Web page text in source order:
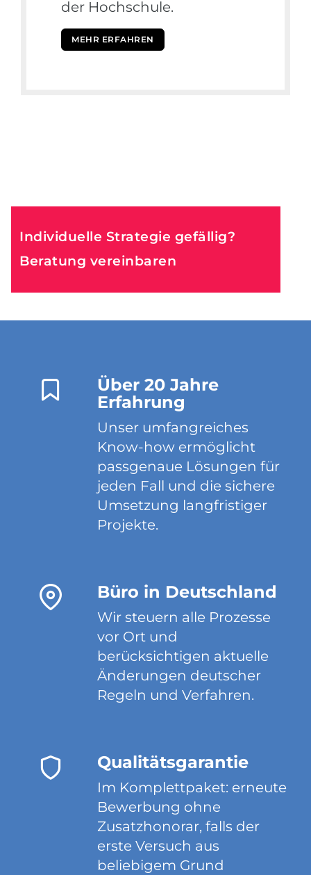
der Hochschule.
MEHR ERFAHREN
Individuelle Strategie gefällig?
Beratung vereinbaren
Über 20 Jahre
Erfahrung
Unser umfangreiches
Know-how ermöglicht
passgenaue Lösungen für
jeden Fall und die sichere
Umsetzung langfristiger
Projekte.
Büro in Deutschland
Wir steuern alle Prozesse
vor Ort und
berücksichtigen aktuelle
Änderungen deutscher
Regeln und Verfahren.
Qualitätsgarantie
Im Komplettpaket: erneute
Bewerbung ohne
Zusatzhonorar, falls der
erste Versuch aus
beliebigem Grund